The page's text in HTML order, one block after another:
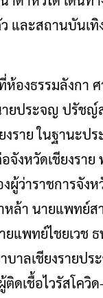
และสถานบันเทิ
ห้องธรรมลังกา
ายประจญ ปรัชญ์
งราย ในฐานะป
จังหวัดเชียงรา
ผู้ว่าราชการจังห
หล้า นายแพทย์ส
ยแพทย์ไชยเวช
บาลเชียงรายปร
ดเชื้อไวรัสโควิ